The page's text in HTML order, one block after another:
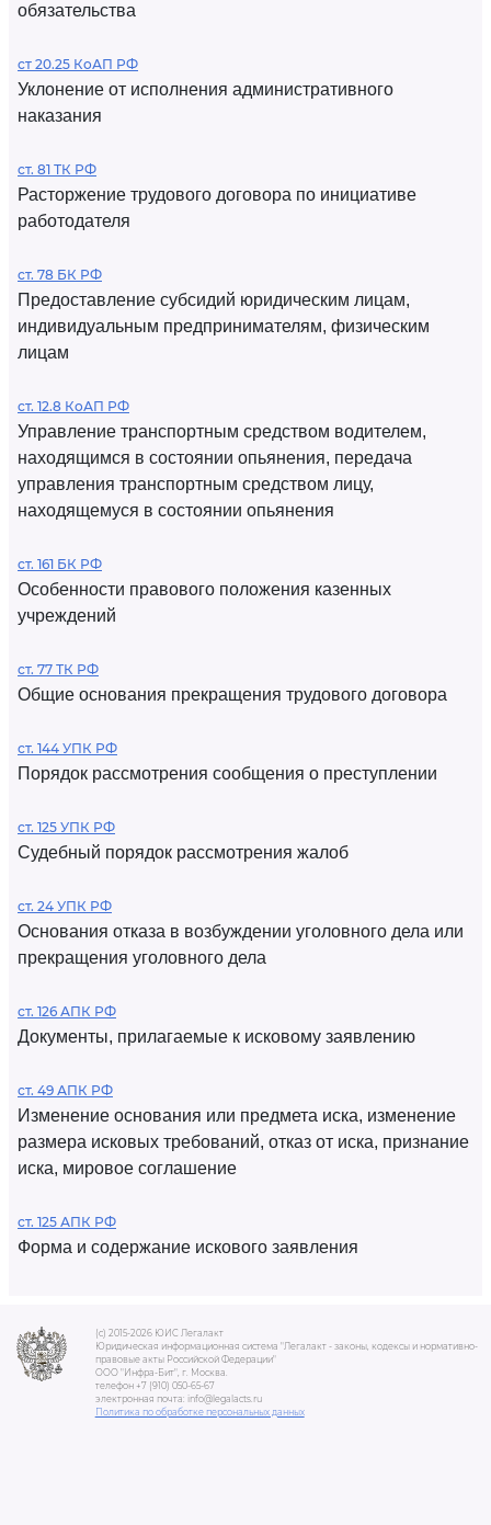
обязательства
ст 20.25 КоАП РФ
Уклонение от исполнения административного
наказания
ст. 81 ТК РФ
Расторжение трудового договора по инициативе
работодателя
ст. 78 БК РФ
Предоставление субсидий юридическим лицам,
индивидуальным предпринимателям, физическим
лицам
ст. 12.8 КоАП РФ
Управление транспортным средством водителем,
находящимся в состоянии опьянения, передача
управления транспортным средством лицу,
находящемуся в состоянии опьянения
ст. 161 БК РФ
Особенности правового положения казенных
учреждений
ст. 77 ТК РФ
Общие основания прекращения трудового договора
ст. 144 УПК РФ
Порядок рассмотрения сообщения о преступлении
ст. 125 УПК РФ
Судебный порядок рассмотрения жалоб
ст. 24 УПК РФ
Основания отказа в возбуждении уголовного дела или
прекращения уголовного дела
ст. 126 АПК РФ
Документы, прилагаемые к исковому заявлению
ст. 49 АПК РФ
Изменение основания или предмета иска, изменение
размера исковых требований, отказ от иска, признание
иска, мировое соглашение
ст. 125 АПК РФ
Форма и содержание искового заявления
(c) 2015-2026 ЮИС Легалакт
Юридическая информационная система "Легалакт - законы, кодексы и нормативно-
правовые акты Российской Федерации"
ООО "Инфра-Бит", г. Москва.
телефон +7 (910) 050-65-67
электронная почта: info@legalacts.ru
Политика по обработке персональных данных